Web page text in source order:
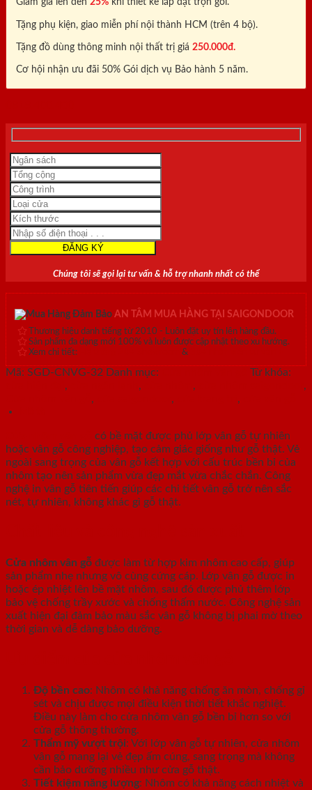
Tặng phụ kiện, giao miễn phí nội thành HCM (trên 4 bộ).
Tặng đồ dùng thông minh nội thất trị giá 250.000đ.
Cơ hội nhận ưu đãi 50% Gói dịch vụ Bảo hành 5 năm.
Chúng tôi sẽ gọi lại tư vấn & hỗ trợ nhanh nhất có thể
AN TÂM MUA HÀNG TẠI SAIGONDOOR
Thương hiệu danh tiếng từ 2010 - Luôn đặt uy tín lên hàng đầu.
Sản phẩm đa dạng mới 100% và luôn được cập nhật theo xu hướng.
Xem chi tiết:
&
Mã: SGD-CNVG-32 Danh mục:
Từ khóa:
, , ,
,
, , ,
có bề mặt được phủ lớp vân gỗ tự nhiên
hoặc vân gỗ công nghiệp, tạo cảm giác giống như gỗ thật. Vẻ
ngoài sang trọng của vân gỗ kết hợp với cấu trúc bền bỉ của
nhôm tạo nên sản phẩm vừa đẹp mắt vừa chắc chắn. Công
nghệ in vân gỗ tiên tiến giúp các chi tiết vân gỗ trở nên sắc
nét, tự nhiên, không khác gì gỗ thật.
Cửa nhôm vân gỗ được làm từ hợp kim nhôm cao cấp, giúp
sản phẩm nhẹ nhưng vô cùng cứng cáp. Lớp vân gỗ được in
hoặc ép nhiệt lên bề mặt nhôm, sau đó được phủ thêm lớp
bảo vệ chống trầy xước và chống thấm nước. Công nghệ sản
xuất hiện đại đảm bảo màu sắc vân gỗ không bị phai mờ theo
thời gian và dễ dàng bảo dưỡng.
Độ bền cao: Nhôm có khả năng chống ăn mòn, chống gỉ
sét và chịu được mọi điều kiện thời tiết khắc nghiệt.
Điều này làm cho cửa nhôm vân gỗ bền bỉ hơn so với
cửa gỗ thông thường.
Thẩm mỹ vượt trội: Với lớp vân gỗ tự nhiên, cửa nhôm
vân gỗ mang lại vẻ đẹp ấm cúng, sang trọng mà không
cần bảo dưỡng nhiều như cửa gỗ thật.
Tiết kiệm năng lượng: Nhôm có khả năng cách nhiệt và